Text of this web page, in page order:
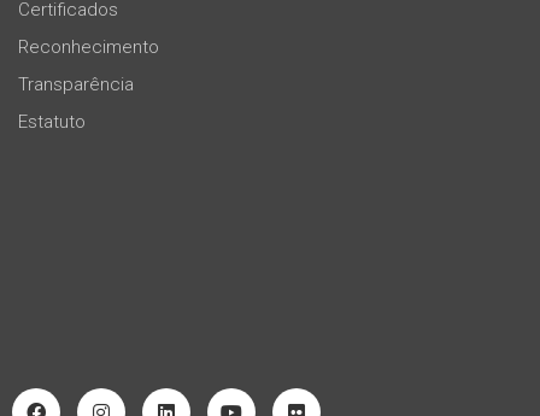
Certificados
Reconhecimento
Transparência
Estatuto